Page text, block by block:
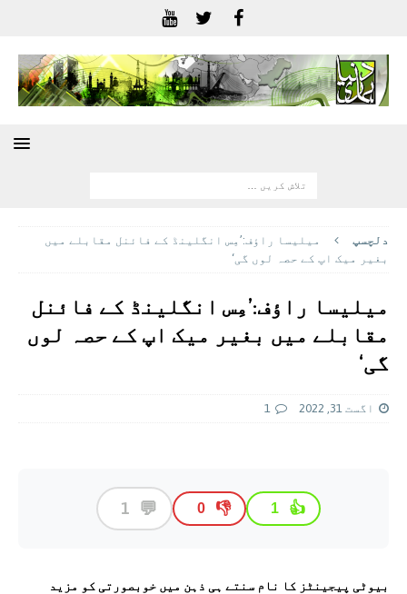
دلچسپ
میلیسا راؤف:’مِس انگلینڈ کے فائنل مقابلے میں
بغیر میک اپ کے حصہ لوں گی‘
میلیسا راؤف:’مِس انگلینڈ کے فائنل
مقابلے میں بغیر میک اپ کے حصہ لوں
گی‘
اگست 31, 2022 1
👍
1
👎
0
💬
1
بیوٹی پیجینٹز کا نام سنتے ہی ذہن میں خوبصورتی کو مزید